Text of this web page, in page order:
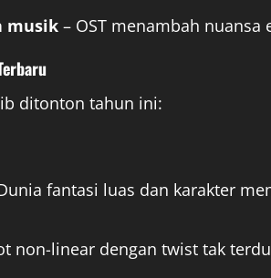
musik – OST menambah nuansa
ditonton tahun ini:
fantasi luas dan karakter
non-linear dengan twist tak